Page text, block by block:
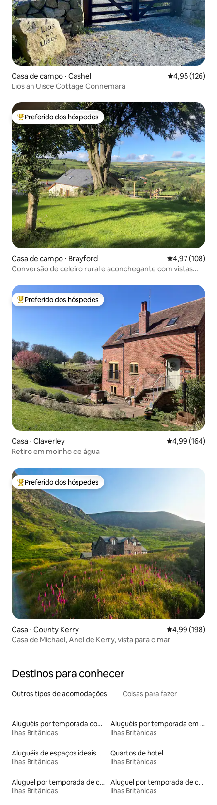
Casa de campo ⋅ Cashel 4,95 de uma
4,95 (126)
Lios an Uisce Cottage Connemara
Entre os melhores preferidos dos hóspedes
Preferido dos hóspedes
Casa de campo ⋅ Brayford 4,97 de uma
4,97 (108)
Conversão de celeiro rural e aconchegante com vistas
Entre os melhores preferidos dos hóspedes
Preferido dos hóspedes
Casa ⋅ Claverley 4,99 de uma
4,99 (164)
Retiro em moinho de água
Entre os melhores preferidos dos hóspedes
Preferido dos hóspedes
Casa ⋅ County Kerry 4,99 de uma
4,99 (198)
Casa de Michael, Anel de Kerry, vista para o mar
Destinos para conhecer
Outros tipos de acomodações Coisas para fazer
Aluguéis por temporada com cama de altura acessível
Ilhas Britânicas
Aluguéis por temporada em resorts
Ilhas Britânicas
Aluguéis de espaços ideais para famílias
Ilhas Britânicas
Quartos de hotel
Ilhas Britânicas
Aluguel por temporada de contêineres
Ilhas Britânicas
Aluguel por temporada de casas-barco
Ilhas Britânicas